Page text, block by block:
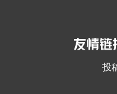
友情链
投